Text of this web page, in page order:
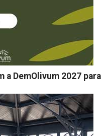
a DemOlivum 2027 para